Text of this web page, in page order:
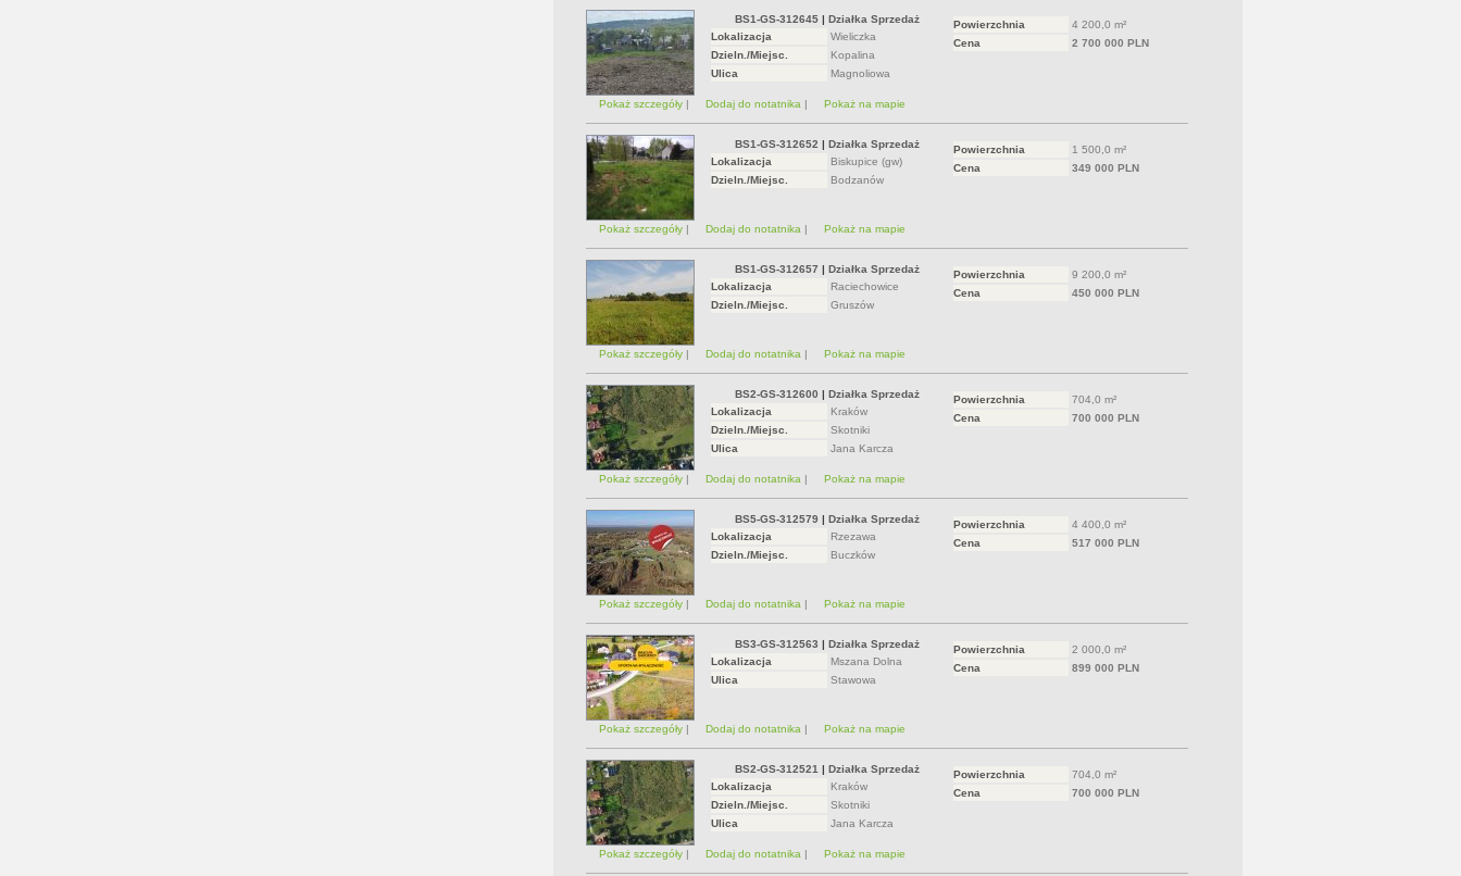
BS1-GS-312645 | Działka Sprzedaż
Lokalizacja
Wieliczka
Dzieln./Miejsc.
Kopalina
Ulica
Magnoliowa
Powierzchnia
4 200,0 m²
Cena
2 700 000 PLN
Pokaż szczegóły | Dodaj do notatnika | Pokaż na mapie
BS1-GS-312652 | Działka Sprzedaż
Lokalizacja
Biskupice (gw)
Dzieln./Miejsc.
Bodzanów
Powierzchnia
1 500,0 m²
Cena
349 000 PLN
Pokaż szczegóły | Dodaj do notatnika | Pokaż na mapie
BS1-GS-312657 | Działka Sprzedaż
Lokalizacja
Raciechowice
Dzieln./Miejsc.
Gruszów
Powierzchnia
9 200,0 m²
Cena
450 000 PLN
Pokaż szczegóły | Dodaj do notatnika | Pokaż na mapie
BS2-GS-312600 | Działka Sprzedaż
Lokalizacja
Kraków
Dzieln./Miejsc.
Skotniki
Ulica
Jana Karcza
Powierzchnia
704,0 m²
Cena
700 000 PLN
Pokaż szczegóły | Dodaj do notatnika | Pokaż na mapie
BS5-GS-312579 | Działka Sprzedaż
Lokalizacja
Rzezawa
Dzieln./Miejsc.
Buczków
Powierzchnia
4 400,0 m²
Cena
517 000 PLN
Pokaż szczegóły | Dodaj do notatnika | Pokaż na mapie
BS3-GS-312563 | Działka Sprzedaż
Lokalizacja
Mszana Dolna
Ulica
Stawowa
Powierzchnia
2 000,0 m²
Cena
899 000 PLN
Pokaż szczegóły | Dodaj do notatnika | Pokaż na mapie
BS2-GS-312521 | Działka Sprzedaż
Lokalizacja
Kraków
Dzieln./Miejsc.
Skotniki
Ulica
Jana Karcza
Powierzchnia
704,0 m²
Cena
700 000 PLN
Pokaż szczegóły | Dodaj do notatnika | Pokaż na mapie